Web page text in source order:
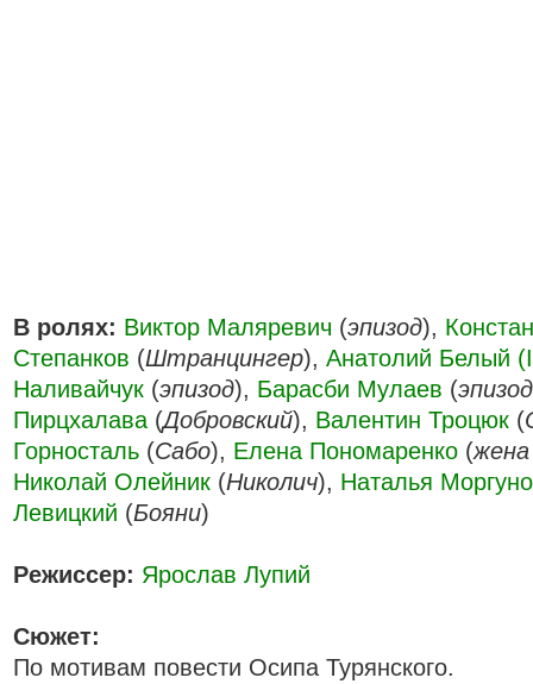
В ролях: Виктор Маляревич (эпизод),
Степанков (Штранцингер), Анатолий Белый
Наливайчук (эпизод), Барасби Мулаев (эпизод
Пирцхалава (Добровский), Валентин Троцюк (
Горносталь (Сабо), Елена Пономаренко (жена
Николай Олейник (Николич), Наталья
Левицкий (Бояни)
Режиссер: Ярослав Лупий
Сюжет:
По мотивам повести Осипа Турянского.